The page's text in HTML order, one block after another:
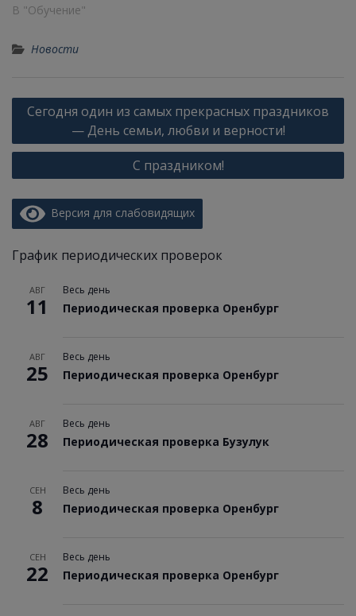
В "Обучение"
Новости
Сегодня один из самых прекрасных праздников
— День семьи, любви и верности!
С праздником!
Версия для слабовидящих
График периодических проверок
АВГ
11
Весь день
Периодическая проверка Оренбург
АВГ
25
Весь день
Периодическая проверка Оренбург
АВГ
28
Весь день
Периодическая проверка Бузулук
СЕН
8
Весь день
Периодическая проверка Оренбург
СЕН
22
Весь день
Периодическая проверка Оренбург